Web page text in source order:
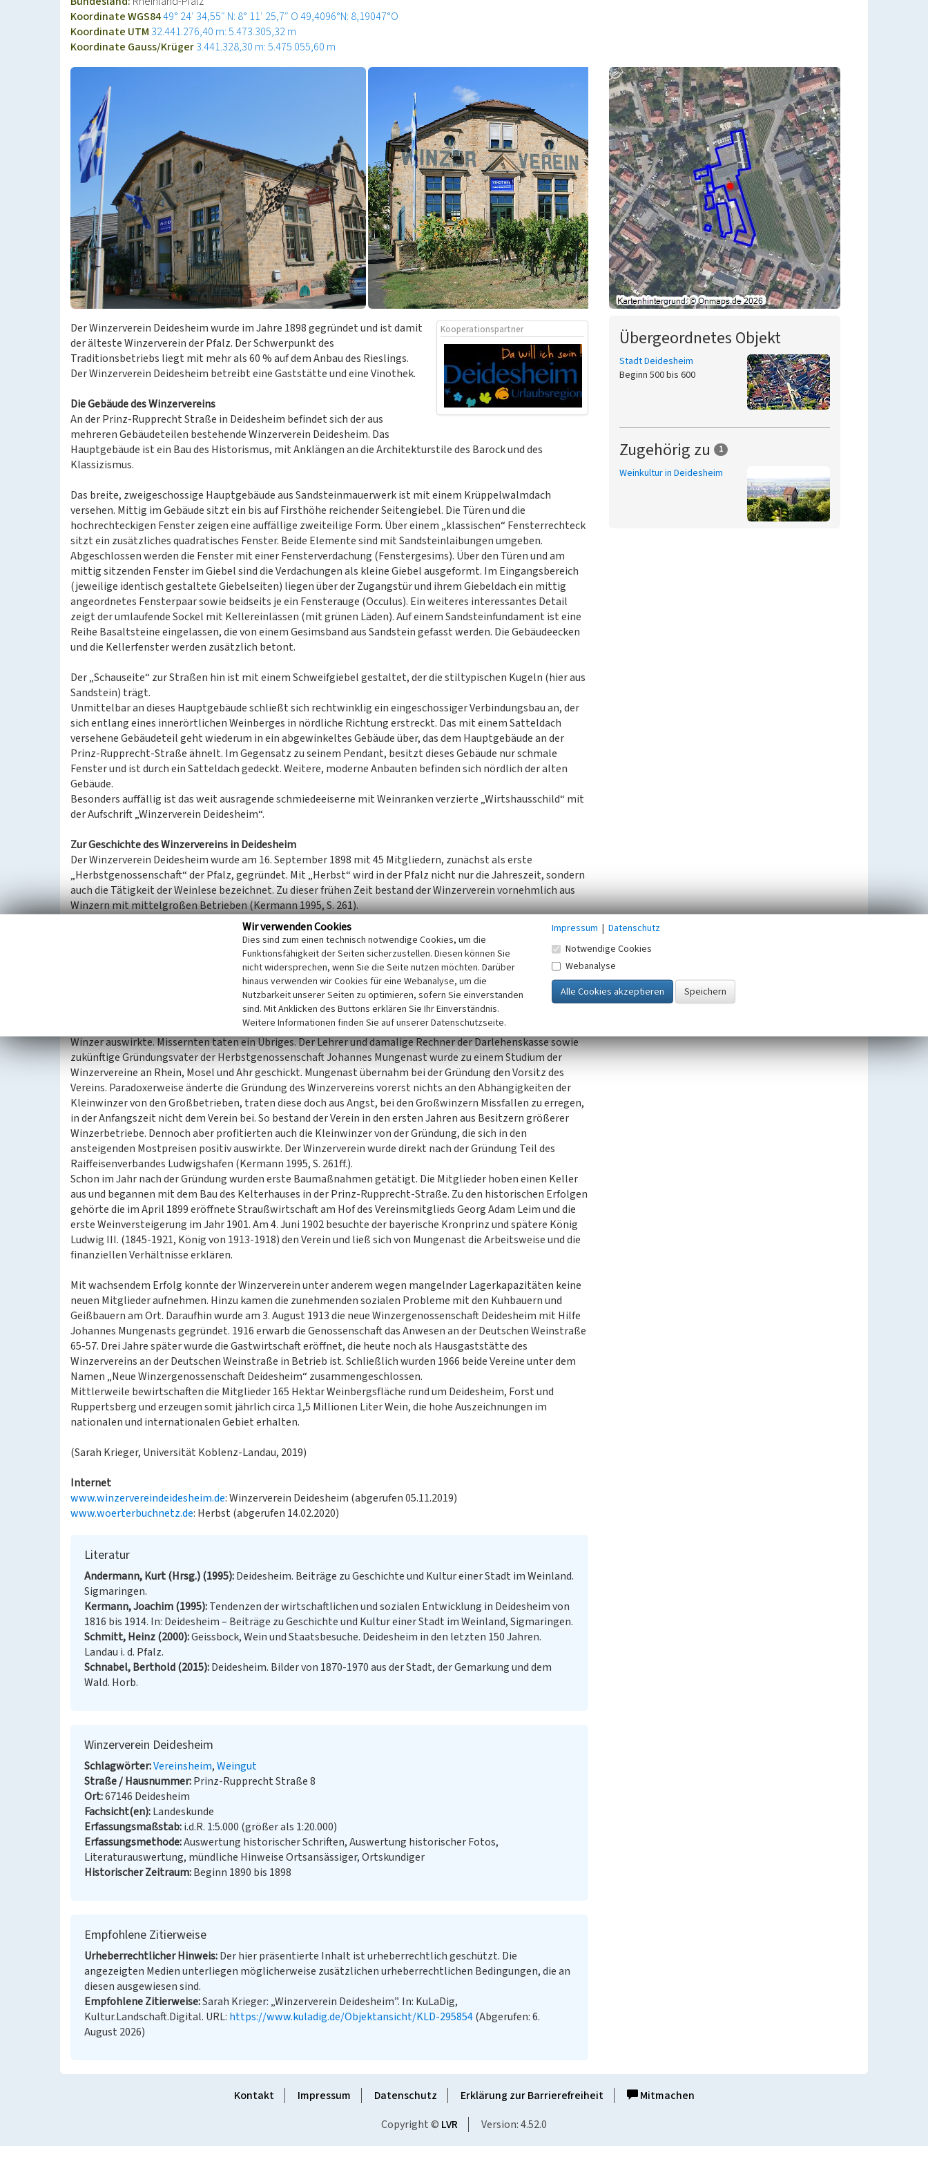
Koordinate WGS8449° 24′ 34,55″ N: 8° 11′ 25,7″ O49,4096°N: 8,19047°O
Koordinate UTM 32.441.276,40 m: 5.473.305,32 m
Koordinate Gauss/Krüger3.441.328,30 m: 5.475.055,60 m
Kooperationspartner
Der Winzerverein Deidesheim wurde im Jahre 1898 gegründet und ist damit
der älteste Winzerverein der Pfalz. Der Schwerpunkt des
Traditionsbetriebs liegt mit mehr als 60 % auf dem Anbau des Rieslings.
Der Winzerverein Deidesheim betreibt eine Gaststätte und eine Vinothek.
Die Gebäude des Winzervereins
An der Prinz-Rupprecht Straße in Deidesheim befindet sich der aus
mehreren Gebäudeteilen bestehende Winzerverein Deidesheim. Das
Hauptgebäude ist ein Bau des Historismus, mit Anklängen an die Architekturstile des Barock und des
Klassizismus.
Das breite, zweigeschossige Hauptgebäude aus Sandsteinmauerwerk ist mit einem Krüppelwalmdach
versehen. Mittig im Gebäude sitzt ein bis auf Firsthöhe reichender Seitengiebel. Die Türen und die
hochrechteckigen Fenster zeigen eine auffällige zweiteilige Form. Über einem „klassischen“ Fensterrechteck
sitzt ein zusätzliches quadratisches Fenster. Beide Elemente sind mit Sandsteinlaibungen umgeben.
Abgeschlossen werden die Fenster mit einer Fensterverdachung (Fenstergesims). Über den Türen und am
mittig sitzenden Fenster im Giebel sind die Verdachungen als kleine Giebel ausgeformt. Im Eingangsbereich
(jeweilige identisch gestaltete Giebelseiten) liegen über der Zugangstür und ihrem Giebeldach ein mittig
angeordnetes Fensterpaar sowie beidseits je ein Fensterauge (Occulus). Ein weiteres interessantes Detail
zeigt der umlaufende Sockel mit Kellereinlässen (mit grünen Läden). Auf einem Sandsteinfundament ist eine
Reihe Basaltsteine eingelassen, die von einem Gesimsband aus Sandstein gefasst werden. Die Gebäudeecken
und die Kellerfenster werden zusätzlich betont.
Der „Schauseite“ zur Straßen hin ist mit einem Schweifgiebel gestaltet, der die stiltypischen Kugeln (hier aus
Sandstein) trägt.
Unmittelbar an dieses Hauptgebäude schließt sich rechtwinklig ein eingeschossiger Verbindungsbau an, der
sich entlang eines innerörtlichen Weinberges in nördliche Richtung erstreckt. Das mit einem Satteldach
versehene Gebäudeteil geht wiederum in ein abgewinkeltes Gebäude über, das dem Hauptgebäude an der
Prinz-Rupprecht-Straße ähnelt. Im Gegensatz zu seinem Pendant, besitzt dieses Gebäude nur schmale
Fenster und ist durch ein Satteldach gedeckt. Weitere, moderne Anbauten befinden sich nördlich der alten
Gebäude.
Besonders auffällig ist das weit ausragende schmiedeeiserne mit Weinranken verzierte „Wirtshausschild“ mit
der Aufschrift „Winzerverein Deidesheim“.
Zur Geschichte des Winzervereins in Deidesheim
Der Winzerverein Deidesheim wurde am 16. September 1898 mit 45 Mitgliedern, zunächst als erste
„Herbstgenossenschaft“ der Pfalz, gegründet. Mit „Herbst“ wird in der Pfalz nicht nur die Jahreszeit, sondern
auch die Tätigkeit der Weinlese bezeichnet. Zu dieser frühen Zeit bestand der Winzerverein vornehmlich aus
Winzern mit mittelgroßen Betrieben (Kermann 1995, S. 261).
Zehn Jahre zuvor war ein Gründungsversuch noch erfolglos gewesen. Erst als die Winzer durch die
Darlehenskasse, die seit dem 6. Februar 1891 besteht, das Genossenschaftswesen kennengelernt hatten,
konnten sie von den Vorteilen einer Vereinigung überzeugt werden. Zu dieser Zeit waren viele kleine
Winzerbetriebe der Region hochverschuldet. Da sie nicht über Lagermöglichkeiten verfügten, die benötigt
wurden, um Qualitätsweine herzustellen, waren sie gezwungen, den Most kurz nach der Ernte an die
größeren Winzerbetriebe zu verkaufen. Die Preise wurden aufgrund dieser Abhängigkeit von den Ankäufern
vorgegeben, was die Preise zunehmend drückte und sich negativ auf die wirtschaftliche Lage der kleinen
Winzer auswirkte. Missernten taten ein Übriges. Der Lehrer und damalige Rechner der Darlehenskasse sowie
zukünftige Gründungsvater der Herbstgenossenschaft Johannes Mungenast wurde zu einem Studium der
Winzervereine an Rhein, Mosel und Ahr geschickt. Mungenast übernahm bei der Gründung den Vorsitz des
Vereins. Paradoxerweise änderte die Gründung des Winzervereins vorerst nichts an den Abhängigkeiten der
Kleinwinzer von den Großbetrieben, traten diese doch aus Angst, bei den Großwinzern Missfallen zu erregen,
in der Anfangszeit nicht dem Verein bei. So bestand der Verein in den ersten Jahren aus Besitzern größerer
Winzerbetriebe. Dennoch aber profitierten auch die Kleinwinzer von der Gründung, die sich in den
ansteigenden Mostpreisen positiv auswirkte. Der Winzerverein wurde direkt nach der Gründung Teil des
Raiffeisenverbandes Ludwigshafen (Kermann 1995, S. 261ff.).
Schon im Jahr nach der Gründung wurden erste Baumaßnahmen getätigt. Die Mitglieder hoben einen Keller
aus und begannen mit dem Bau des Kelterhauses in der Prinz-Rupprecht-Straße. Zu den historischen Erfolgen
gehörte die im April 1899 eröffnete Straußwirtschaft am Hof des Vereinsmitglieds Georg Adam Leim und die
erste Weinversteigerung im Jahr 1901. Am 4. Juni 1902 besuchte der bayerische Kronprinz und spätere König
Ludwig III. (1845-1921, König von 1913-1918) den Verein und ließ sich von Mungenast die Arbeitsweise und die
finanziellen Verhältnisse erklären.
Mit wachsendem Erfolg konnte der Winzerverein unter anderem wegen mangelnder Lagerkapazitäten keine
neuen Mitglieder aufnehmen. Hinzu kamen die zunehmenden sozialen Probleme mit den Kuhbauern und
Geißbauern am Ort. Daraufhin wurde am 3. August 1913 die neue Winzergenossenschaft Deidesheim mit Hilfe
Johannes Mungenasts gegründet. 1916 erwarb die Genossenschaft das Anwesen an der Deutschen Weinstraße
65-57. Drei Jahre später wurde die Gastwirtschaft eröffnet, die heute noch als Hausgaststätte des
Winzervereins an der Deutschen Weinstraße in Betrieb ist. Schließlich wurden 1966 beide Vereine unter dem
Namen „Neue Winzergenossenschaft Deidesheim“ zusammengeschlossen.
Mittlerweile bewirtschaften die Mitglieder 165 Hektar Weinbergsfläche rund um Deidesheim, Forst und
Ruppertsberg und erzeugen somit jährlich circa 1,5 Millionen Liter Wein, die hohe Auszeichnungen im
nationalen und internationalen Gebiet erhalten.
(Sarah Krieger, Universität Koblenz-Landau, 2019)
Internet
www.winzervereindeidesheim.de: Winzerverein Deidesheim (abgerufen 05.11.2019)
www.woerterbuchnetz.de: Herbst (abgerufen 14.02.2020)
Literatur
Andermann, Kurt (Hrsg.) (1995) Deidesheim. Beiträge zu Geschichte und Kultur einer Stadt im Weinland.
Sigmaringen.
Kermann, Joachim (1995) Tendenzen der wirtschaftlichen und sozialen Entwicklung in Deidesheim von
1816 bis 1914. In: Deidesheim – Beiträge zu Geschichte und Kultur einer Stadt im Weinland, Sigmaringen.
Schmitt, Heinz (2000) Geissbock, Wein und Staatsbesuche. Deidesheim in den letzten 150 Jahren.
Landau i. d. Pfalz.
Schnabel, Berthold (2015) Deidesheim. Bilder von 1870-1970 aus der Stadt, der Gemarkung und dem
Wald. Horb.
Winzerverein Deidesheim
Schlagwörter Vereinsheim Weingut
Straße / Hausnummer Prinz-Rupprecht Straße 8
Ort 67146 Deidesheim
Fachsicht(en) Landeskunde
Erfassungsmaßstab i.d.R. 1:5.000 (größer als 1:20.000)
Erfassungsmethode Auswertung historischer Schriften, Auswertung historischer Fotos,
Literaturauswertung, mündliche Hinweise Ortsansässiger, Ortskundiger
Historischer Zeitraum Beginn 1890 bis 1898
Empfohlene Zitierweise
Urheberrechtlicher Hinweis Der hier präsentierte Inhalt ist urheberrechtlich geschützt. Die
angezeigten Medien unterliegen möglicherweise zusätzlichen urheberrechtlichen Bedingungen, die an
diesen ausgewiesen sind.
Empfohlene Zitierweise Sarah Krieger: „Winzerverein Deidesheim”. In: KuLaDig,
Kultur.Landschaft.Digital. URL: https://www.kuladig.de/Objektansicht/KLD-295854(Abgerufen: 6.
August 2026)
Übergeordnetes Objekt
Stadt Deidesheim
Beginn 500 bis 600
Zugehörig zu 1
Weinkultur in Deidesheim
Kontakt Impressum Datenschutz Erklärung zur Barrierefreiheit
Mitmachen
Copyright © LVR Version: 4.52.0
Wir verwenden Cookies
Dies sind zum einen technisch notwendige Cookies, um die
Funktionsfähigkeit der Seiten sicherzustellen. Diesen können Sie
nicht widersprechen, wenn Sie die Seite nutzen möchten. Darüber
hinaus verwenden wir Cookies für eine Webanalyse, um die
Nutzbarkeit unserer Seiten zu optimieren, sofern Sie einverstanden
sind. Mit Anklicken des Buttons erklären Sie Ihr Einverständnis.
Weitere Informationen finden Sie auf unserer Datenschutzseite.
Impressum | Datenschutz
Notwendige Cookies
Webanalyse